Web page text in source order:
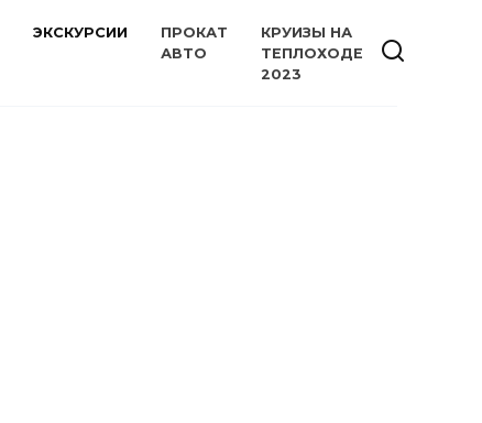
ЭКСКУРСИИ
ПРОКАТ
АВТО
КРУИЗЫ НА
ТЕПЛОХОДЕ
2023